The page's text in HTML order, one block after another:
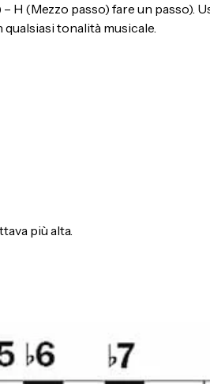
H (Mezzo passo) fare un passo).
tonalità musicale.
più alta.